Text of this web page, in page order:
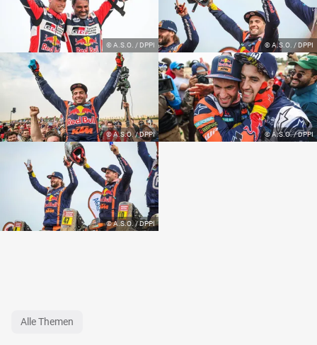
Alle Themen